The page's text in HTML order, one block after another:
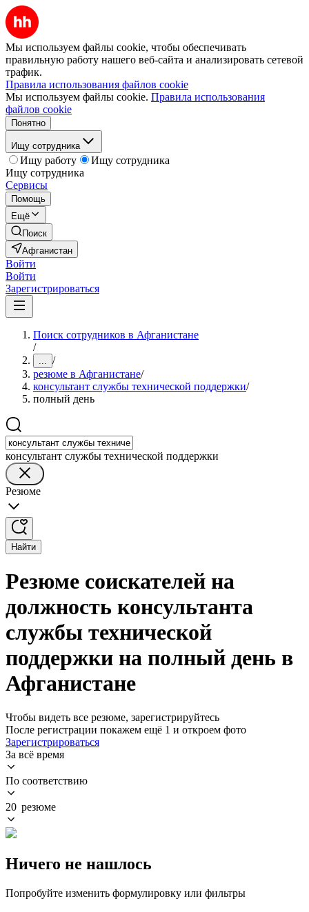
Мы используем файлы cookie, чтобы обеспечивать
правильную работу нашего веб-сайта и анализировать сетевой
трафик.
Правила использования файлов cookie
Мы используем файлы cookie. Правила использования
файлов cookie
Понятно
Ищу сотрудника
Ищу работу
Ищу сотрудника
Ищу сотрудника
Сервисы
Помощь
Ещё
Поиск
Афганистан
Войти
Войти
Зарегистрироваться
Поиск сотрудников в Афганистане
/
... /
резюме в Афганистане/
консультант службы технической поддержки/
полный день
консультант службы технической поддержки
Резюме
Найти
Резюме соискателей на
должность консультанта
службы технической
поддержки на полный день в
Афганистане
Чтобы видеть все резюме, зарегистрируйтесь
После регистрации покажем ещё 1 и откроем фото
Зарегистрироваться
За всё время
По соответствию
20 резюме
Ничего не нашлось
Попробуйте изменить формулировку или фильтры